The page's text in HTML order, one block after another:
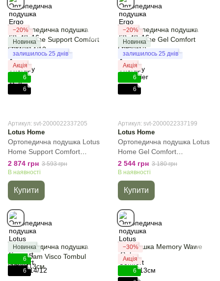
−20%
Новинка
залишилось 25 днів
Акція
6
6
Артикул: svt-2000022337205
Lotus Home
Ортопедична подушка Lotus
Home Support Comfort
60*40*14/12, Білий, 60х40х14
см, 1510 г
2 874 грн 3 593 грн
В наявності
Купити
−20%
Новинка
залишилось 25 днів
Акція
6
6
Артикул: svt-2000022337199
Lotus Home
Ортопедична подушка Lotus
Home Gel Comfort
59*39*13см, Білий, 59х39х13
см, 1800 г
2 544 грн 3 180 грн
В наявності
Купити
Новинка
6
6
−30%
Акція
6